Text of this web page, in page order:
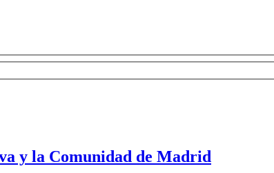
y la Comunidad de Madrid